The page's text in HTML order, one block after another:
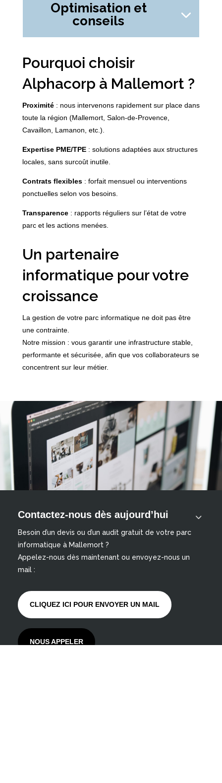
Optimisation et
conseils
Pourquoi choisir
Alphacorp à Mallemort ?
Proximité: nous intervenons rapidement sur place dans
toute la région (Mallemort, Salon-de-Provence,
Cavaillon, Lamanon, etc.).
Expertise PME/TPE: solutions adaptées aux structures
locales, sans surcoût inutile.
Contrats flexibles: forfait mensuel ou interventions
ponctuelles selon vos besoins.
Transparence: rapports réguliers sur l’état de votre
parc et les actions menées.
Un partenaire
informatique pour votre
croissance
La gestion de votre parc informatique ne doit pas être
une contrainte.
Notre mission : vous garantir une infrastructure stable,
performante et sécurisée, afin que vos collaborateurs se
concentrent sur leur métier.
Contactez-nous dès aujourd’hui
Besoin d’un devis ou d’un audit gratuit de votre parc
informatique à Mallemort ?
Appelez-nous dès maintenant ou envoyez-nous un
mail :
CLIQUEZ ICI POUR ENVOYER UN MAIL
NOUS APPELER